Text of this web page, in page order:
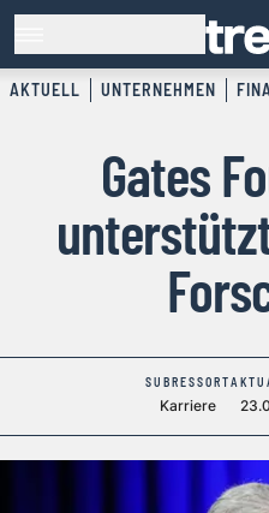
AKTUELL UNTERNEHMEN
Gates
SUBRESSORT
Karriere